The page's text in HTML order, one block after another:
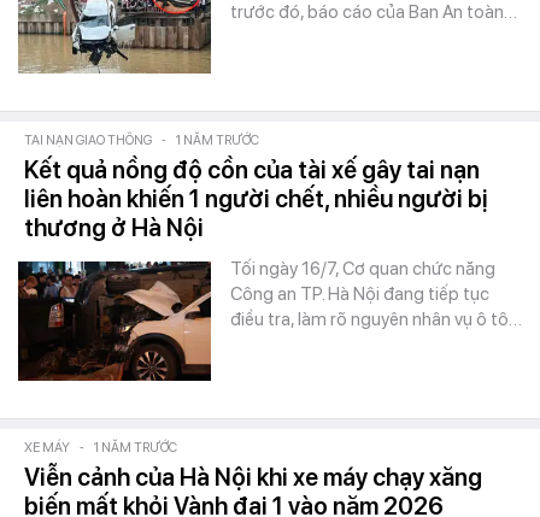
trước đó, báo cáo của Ban An toàn…
TAI NẠN GIAO THÔNG - 1 NĂM TRƯỚC
Kết quả nồng độ cồn của tài xế gây tai nạn
liên hoàn khiến 1 người chết, nhiều người bị
thương ở Hà Nội
Tối ngày 16/7, Cơ quan chức năng
Công an TP. Hà Nội đang tiếp tục
điều tra, làm rõ nguyên nhân vụ ô tô…
XE MÁY - 1 NĂM TRƯỚC
Viễn cảnh của Hà Nội khi xe máy chạy xăng
biến mất khỏi Vành đai 1 vào năm 2026